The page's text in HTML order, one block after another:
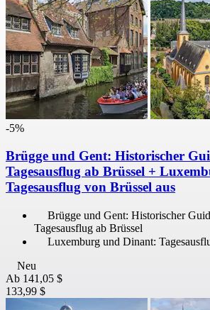
-5%
Brügge und Gent: Historischer
Tagesausflug ab Brüssel +
Tagesausflug von Brüssel aus
Brügge und Gent: Historischer
Tagesausflug ab Brüssel
Luxemburg und Dinant:
Neu
Ab 141,05 $
133,99 $